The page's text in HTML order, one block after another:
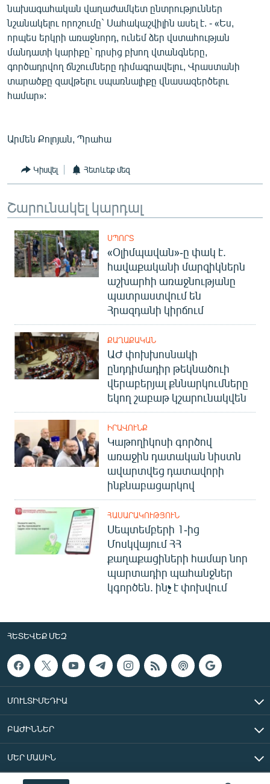
նախագահական վաղաժամկետ ընտրություններ
նշանակելու որոշումը` Սահակաշվիլին ասել է. - «Ես,
որպես երկրի առաջնորդ, ունեմ ձեր վստահության
մանդատի կարիքը` դրսից բխող վտանգները,
գործադրվող ճնշումները դիմագրավելու, Վրաստանի
տարածքը զավթելու սպառնալիքը վնասազերծելու
համար»:
Արմեն Քոլոյան, Պրահա
Կիսվել Հետևեք մեզ
Շարունակել կարդալ
ՍՊՈՐՏ
«Օլիմպավան»-ը փակ է.
հավաքականի մարզիկներն
աշխարհի առաջնությանը
պատրաստվում են
Հրազդանի կիրճում
ՔԱՂԱՔԱԿԱՆ
ԱԺ փոխխոսնակի
ընդդիմադիր թեկնածուի
վերաբերյալ քննարկումները
եկող շաբաթ կշարունակվեն
ԻՐԱՎՈՒՆՔ
Կաթողիկոսի գործով
առաջին դատական նիստն
ավարտվեց դատավորի
ինքնաբացարկով
ՀԱՍԱՐԱԿՈՒԹՅՈՒՆ
Սեպտեմբերի 1-ից
Մոսկվայում ՀՀ
քաղաքացիների համար նոր
պարտադիր պահանջներ
կգործեն. ինչ է փոխվում
ՀԵՏԵՎԵՔ ՄԵԶ
ՄՈՒԼՏԻՄԵԴԻԱ
ԲԱԺԻՆՆԵՐ
ՄԵՐ ՄԱՍԻՆ